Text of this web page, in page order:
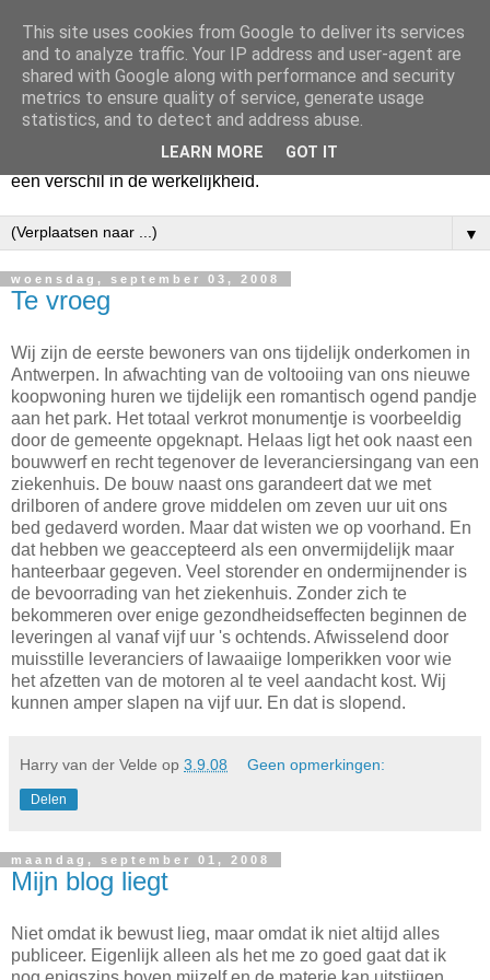
Harry
Hier vertel ik wat ik kwijt wil. Hier zeg ik wat ik gezegd wil
hebben. Voor mijzelf. Misschien voor jou. Zolang het mijn
hart lucht en mijn geest verheldert. En mogelijk maakt het
een verschil in de werkelijkheid.
▼
woensdag, september 03, 2008
Te vroeg
Wij zijn de eerste bewoners van ons tijdelijk onderkomen in
Antwerpen. In afwachting van de voltooiing van ons nieuwe
koopwoning huren we tijdelijk een romantisch ogend pandje
aan het park. Het totaal verkrot monumentje is voorbeeldig
door de gemeente opgeknapt. Helaas ligt het ook naast een
bouwwerf en recht tegenover de leveranciersingang van een
ziekenhuis. De bouw naast ons garandeert dat we met
drilboren of andere grove middelen om zeven uur uit ons
bed gedaverd worden. Maar dat wisten we op voorhand. En
dat hebben we geaccepteerd als een onvermijdelijk maar
hanteerbaar gegeven. Veel storender en ondermijnender is
de bevoorrading van het ziekenhuis. Zonder zich te
bekommeren over enige gezondheidseffecten beginnen de
leveringen al vanaf vijf uur 's ochtends. Afwisselend door
muisstille leveranciers of lawaaiige lomperikken voor wie
het afzetten van de motoren al te veel aandacht kost. Wij
kunnen amper slapen na vijf uur. En dat is slopend.
Harry van der Velde op 3.9.08 Geen opmerkingen:
Delen
maandag, september 01, 2008
Mijn blog liegt
Niet omdat ik bewust lieg, maar omdat ik niet altijd alles
publiceer. Eigenlijk alleen als het me zo goed gaat dat ik
This site uses cookies from Google to deliver its services
and to analyze traffic. Your IP address and user-agent are
shared with Google along with performance and security
metrics to ensure quality of service, generate usage
statistics, and to detect and address abuse.
LEARN MORE GOT IT